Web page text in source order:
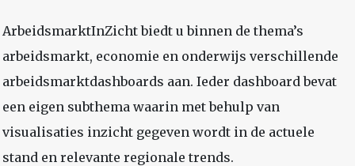
ArbeidsmarktInZicht biedt u binnen de thema’s
arbeidsmarkt, economie en onderwijs verschillende
arbeidsmarktdashboards aan. Ieder dashboard bevat
een eigen subthema waarin met behulp van
visualisaties inzicht gegeven wordt in de actuele
stand en relevante regionale trends.